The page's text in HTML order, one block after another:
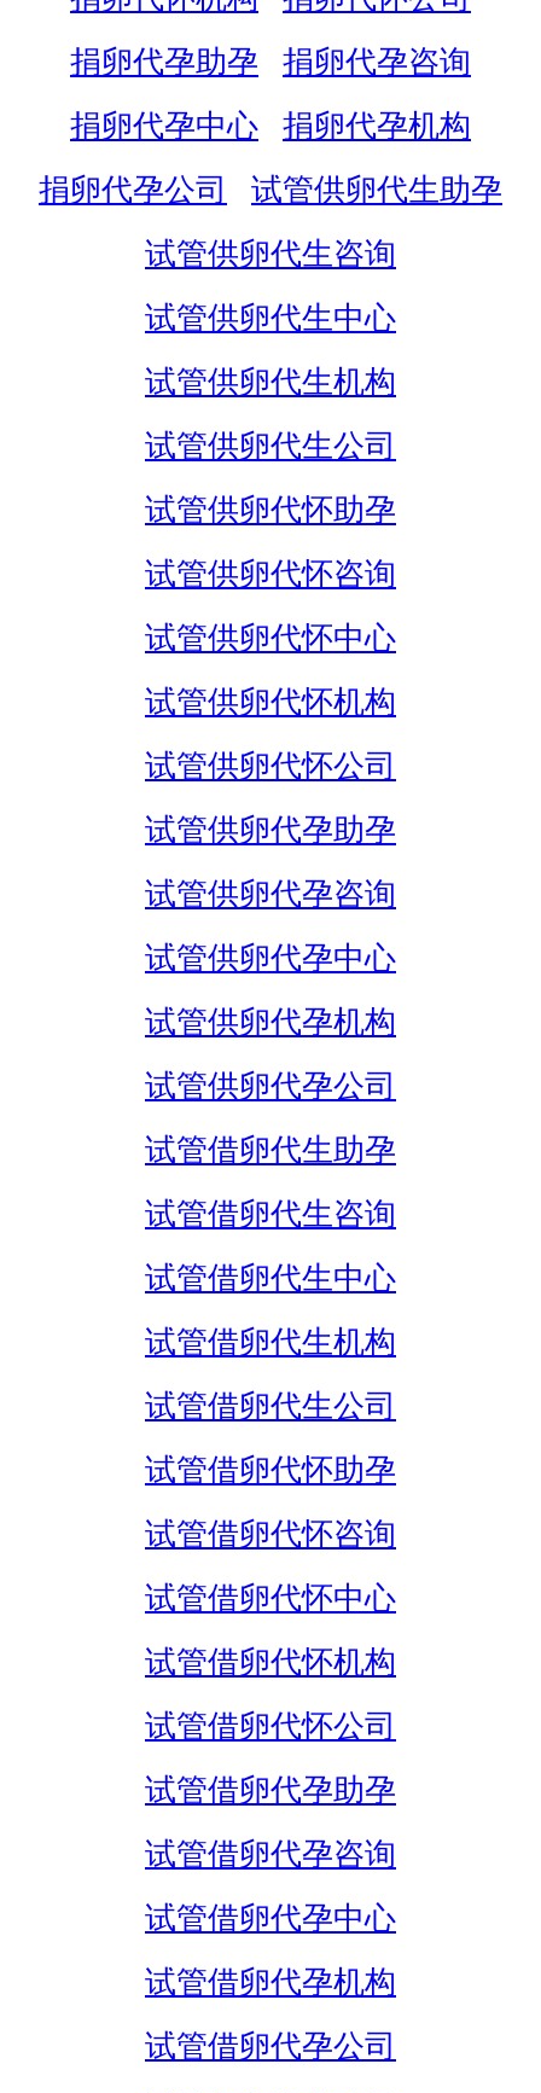
捐卵代孕助孕
捐卵代孕咨询
捐卵代孕中心
捐卵代孕机构
捐卵代孕公司
试管供卵代生助孕
试管供卵代生咨询
试管供卵代生中心
试管供卵代生机构
试管供卵代生公司
试管供卵代怀助孕
试管供卵代怀咨询
试管供卵代怀中心
试管供卵代怀机构
试管供卵代怀公司
试管供卵代孕助孕
试管供卵代孕咨询
试管供卵代孕中心
试管供卵代孕机构
试管供卵代孕公司
试管借卵代生助孕
试管借卵代生咨询
试管借卵代生中心
试管借卵代生机构
试管借卵代生公司
试管借卵代怀助孕
试管借卵代怀咨询
试管借卵代怀中心
试管借卵代怀机构
试管借卵代怀公司
试管借卵代孕助孕
试管借卵代孕咨询
试管借卵代孕中心
试管借卵代孕机构
试管借卵代孕公司